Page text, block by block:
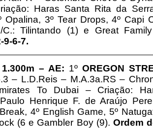
Haras Santa Rita da
Opalina, 3º Tear Drops, 4º Capi
C.: Tilintando (1) e Great
9-6-7.
1.300m – AE: 1º OREGON
– L.D.Reis – M.A.3a.RS –
To Dubai – Criação:
Henrique F. de Araújo
4º English Game, 5º
(6 e Gambler Boy (9). Ordem